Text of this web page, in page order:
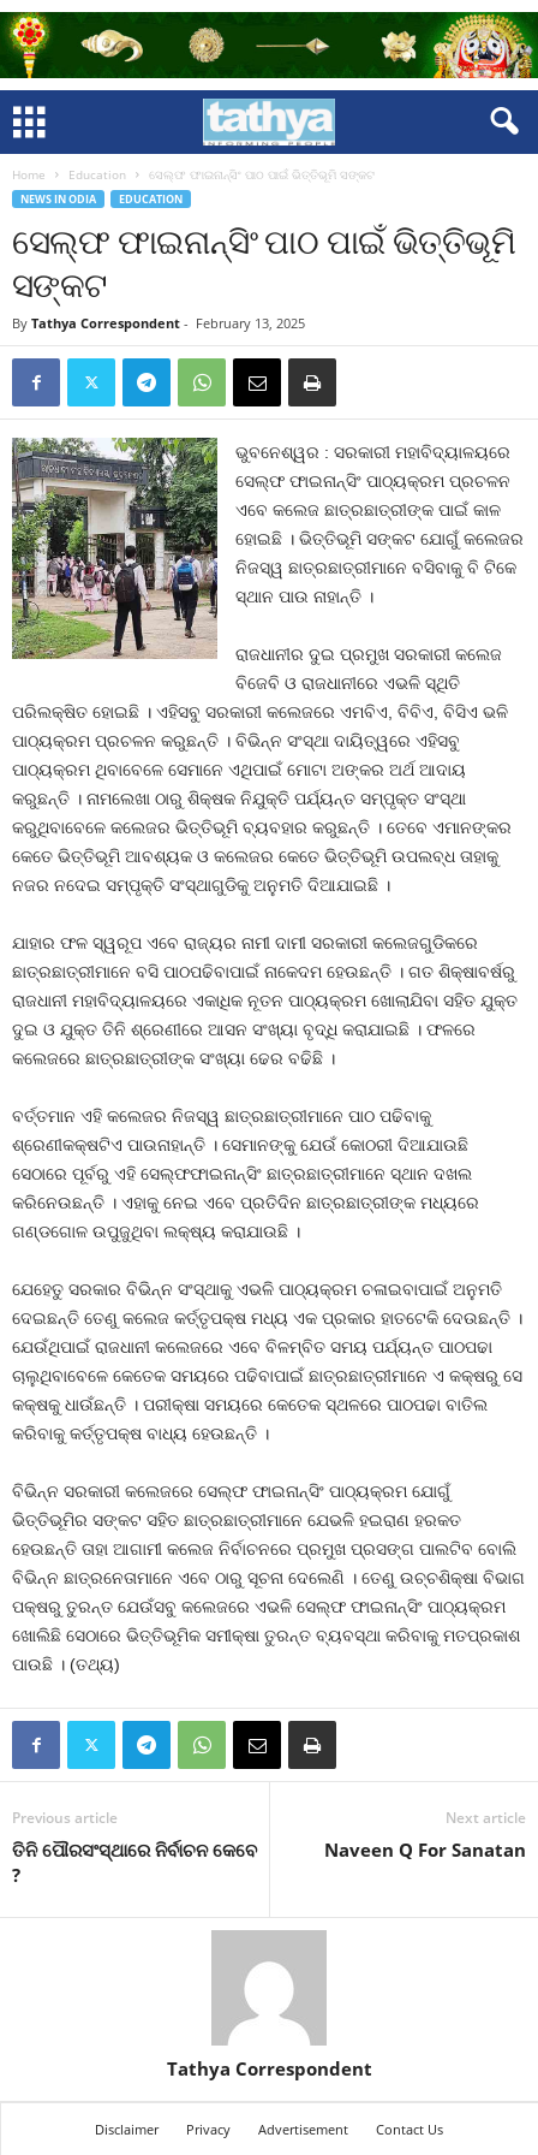
Home Education ସେଲ୍ଫ ଫାଇନାନ୍ସିଂ ପାଠ ପାଇଁ ଭିତ୍ତିଭୂମି ସଙ୍କଟ
NEWS IN ODIA EDUCATION
ସେଲ୍ଫ ଫାଇନାନ୍ସିଂ ପାଠ ପାଇଁ ଭିତ୍ତିଭୂମି
ସଙ୍କଟ
By Tathya Correspondent - February 13, 2025
ଭୁବନେଶ୍ୱର : ସରକାରୀ ମହାବିଦ୍ୟାଳୟରେ
ସେଲ୍ଫ ଫାଇନାନ୍ସିଂ ପାଠ୍ୟକ୍ରମ ପ୍ରଚଳନ
ଏବେ କଲେଜ ଛାତ୍ରଛାତ୍ରୀଙ୍କ ପାଇଁ କାଳ
ହୋଇଛି । ଭିତ୍ତିଭୂମି ସଙ୍କଟ ଯୋଗୁଁ କଲେଜର
ନିଜସ୍ୱ ଛାତ୍ରଛାତ୍ରୀମାନେ ବସିବାକୁ ବି ଟିକେ
ସ୍ଥାନ ପାଉ ନାହାନ୍ତି ।
ରାଜଧାନୀର ଦୁଇ ପ୍ରମୁଖ ସରକାରୀ କଲେଜ
ବିଜେବି ଓ ରାଜଧାନୀରେ ଏଭଳି ସ୍ଥିତି
ପରିଲକ୍ଷିତ ହୋଇଛି । ଏହିସବୁ ସରକାରୀ କଲେଜରେ ଏମବିଏ, ବିବିଏ, ବିସିଏ ଭଳି
ପାଠ୍ୟକ୍ରମ ପ୍ରଚଳନ କରୁଛନ୍ତି । ବିଭିନ୍ନ ସଂସ୍ଥା ଦାୟିତ୍ୱରେ ଏହିସବୁ
ପାଠ୍ୟକ୍ରମ ଥିବାବେଳେ ସେମାନେ ଏଥିପାଇଁ ମୋଟା ଅଙ୍କର ଅର୍ଥ ଆଦାୟ
କରୁଛନ୍ତି । ନାମଲେଖା ଠାରୁ ଶିକ୍ଷକ ନିଯୁକ୍ତି ପର୍ଯ୍ୟନ୍ତ ସମ୍ପୃକ୍ତ ସଂସ୍ଥା
କରୁଥିବାବେଳେ କଲେଜର ଭିତ୍ତିଭୂମି ବ୍ୟବହାର କରୁଛନ୍ତି । ତେବେ ଏମାନଙ୍କର
କେତେ ଭିତ୍ତିଭୂମି ଆବଶ୍ୟକ ଓ କଲେଜର କେତେ ଭିତ୍ତିଭୂମି ଉପଲବ୍ଧ ତାହାକୁ
ନଜର ନଦେଇ ସମ୍ପୃକ୍ତି ସଂସ୍ଥାଗୁଡିକୁ ଅନୁମତି ଦିଆଯାଇଛି ।
ଯାହାର ଫଳ ସ୍ୱରୂପ ଏବେ ରାଜ୍ୟର ନାମୀ ଦାମୀ ସରକାରୀ କଲେଜଗୁଡିକରେ
ଛାତ୍ରଛାତ୍ରୀମାନେ ବସି ପାଠପଢିବାପାଇଁ ନାକେଦମ ହେଉଛନ୍ତି । ଗତ ଶିକ୍ଷାବର୍ଷରୁ
ରାଜଧାନୀ ମହାବିଦ୍ୟାଳୟରେ ଏକାଧିକ ନୂତନ ପାଠ୍ୟକ୍ରମ ଖୋଲାଯିବା ସହିତ ଯୁକ୍ତ
ଦୁଇ ଓ ଯୁକ୍ତ ତିନି ଶ୍ରେଣୀରେ ଆସନ ସଂଖ୍ୟା ବୃଦ୍ଧି କରାଯାଇଛି । ଫଳରେ
କଲେଜରେ ଛାତ୍ରଛାତ୍ରୀଙ୍କ ସଂଖ୍ୟା ଢେର ବଢିଛି ।
ବର୍ତ୍ତମାନ ଏହି କଲେଜର ନିଜସ୍ୱ ଛାତ୍ରଛାତ୍ରୀମାନେ ପାଠ ପଢିବାକୁ
ଶ୍ରେଣୀକକ୍ଷଟିଏ ପାଉନାହାନ୍ତି । ସେମାନଙ୍କୁ ଯେଉଁ କୋଠରୀ ଦିଆଯାଉଛି
ସେଠାରେ ପୂର୍ବରୁ ଏହି ସେଲ୍ଫଫାଇନାନ୍ସିଂ ଛାତ୍ରଛାତ୍ରୀମାନେ ସ୍ଥାନ ଦଖଲ
କରିନେଉଛନ୍ତି । ଏହାକୁ ନେଇ ଏବେ ପ୍ରତିଦିନ ଛାତ୍ରଛାତ୍ରୀଙ୍କ ମଧ୍ୟରେ
ଗଣ୍ଡଗୋଳ ଉପୁଜୁଥିବା ଲକ୍ଷ୍ୟ କରାଯାଉଛି ।
ଯେହେତୁ ସରକାର ବିଭିନ୍ନ ସଂସ୍ଥାକୁ ଏଭଳି ପାଠ୍ୟକ୍ରମ ଚଳାଇବାପାଇଁ ଅନୁମତି
ଦେଇଛନ୍ତି ତେଣୁ କଲେଜ କର୍ତ୍ତୃପକ୍ଷ ମଧ୍ୟ ଏକ ପ୍ରକାର ହାତଟେକି ଦେଉଛନ୍ତି ।
ଯେଉଁଥିପାଇଁ ରାଜଧାନୀ କଲେଜରେ ଏବେ ବିଳମ୍ବିତ ସମୟ ପର୍ଯ୍ୟନ୍ତ ପାଠପଢା
ଚାଲୁଥିବାବେଳେ କେତେକ ସମୟରେ ପଢିବାପାଇଁ ଛାତ୍ରଛାତ୍ରୀମାନେ ଏ କକ୍ଷରୁ ସେ
କକ୍ଷକୁ ଧାଉଁଛନ୍ତି । ପରୀକ୍ଷା ସମୟରେ କେତେକ ସ୍ଥଳରେ ପାଠପଢା ବାତିଲ
କରିବାକୁ କର୍ତ୍ତୃପକ୍ଷ ବାଧ୍ୟ ହେଉଛନ୍ତି ।
ବିଭିନ୍ନ ସରକାରୀ କଲେଜରେ ସେଲ୍ଫ ଫାଇନାନ୍ସିଂ ପାଠ୍ୟକ୍ରମ ଯୋଗୁଁ
ଭିତ୍ତିଭୂମିର ସଙ୍କଟ ସହିତ ଛାତ୍ରଛାତ୍ରୀମାନେ ଯେଭଳି ହଇରାଣ ହରକତ
ହେଉଛନ୍ତି ତାହା ଆଗାମୀ କଲେଜ ନିର୍ବାଚନରେ ପ୍ରମୁଖ ପ୍ରସଙ୍ଗ ପାଲଟିବ ବୋଲି
ବିଭିନ୍ନ ଛାତ୍ରନେତାମାନେ ଏବେ ଠାରୁ ସୂଚନା ଦେଲେଣି । ତେଣୁ ଉଚ୍ଚଶିକ୍ଷା ବିଭାଗ
ପକ୍ଷରୁ ତୁରନ୍ତ ଯେଉଁସବୁ କଲେଜରେ ଏଭଳି ସେଲ୍ଫ ଫାଇନାନ୍ସିଂ ପାଠ୍ୟକ୍ରମ
ଖୋଲିଛି ସେଠାରେ ଭିତ୍ତିଭୂମିକ ସମୀକ୍ଷା ତୁରନ୍ତ ବ୍ୟବସ୍ଥା କରିବାକୁ ମତପ୍ରକାଶ
ପାଉଛି । (ତଥ୍ୟ)
Previous article
ତିନି ପୌରସଂସ୍ଥାରେ ନିର୍ବାଚନ କେବେ
?
Next article
Naveen Q For Sanatan
Tathya Correspondent
Disclaimer Privacy Advertisement Contact Us